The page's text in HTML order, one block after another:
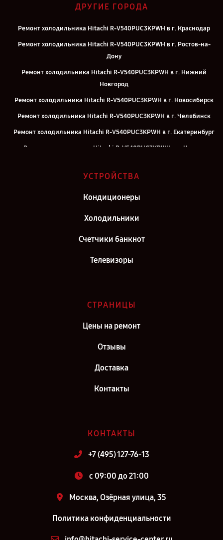
ДРУГИЕ ГОРОДА
Ремонт холодильника Hitachi R-V540PUC3KPWH в г. Краснодар
Ремонт холодильника Hitachi R-V540PUC3KPWH в г. Ростов-на-
Дону
Ремонт холодильника Hitachi R-V540PUC3KPWH в г. Нижний
Новгород
Ремонт холодильника Hitachi R-V540PUC3KPWH в г. Новосибирск
Ремонт холодильника Hitachi R-V540PUC3KPWH в г. Челябинск
Ремонт холодильника Hitachi R-V540PUC3KPWH в г. Екатеринбург
Ремонт холодильника Hitachi R-V540PUC3KPWH в г. Казань
Ремонт холодильника Hitachi R-V540PUC3KPWH в г. Саратов
Ремонт холодильника Hitachi R-V540PUC3KPWH в г. Самара
Петербург
УСТРОЙСТВА
Кондиционеры
Холодильники
Счетчики банкнот
Телевизоры
СТРАНИЦЫ
Цены на ремонт
Отзывы
Доставка
Контакты
КОНТАКТЫ
+7 (495) 127-76-13
c 09:00 до 21:00
Москва, Озёрная улица, 35
Политика конфиденциальности